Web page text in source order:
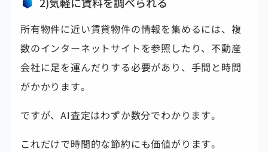
所有物件に近い賃貸物件の情報を集めるには、複
数のインターネットサイトを参照したり、不動産
会社に足を運んだりする必要があり、手間と時間
がかかります。
ですが、AI査定はわずか数分でわかります。
これだけで時間的な節約にも価値がります。